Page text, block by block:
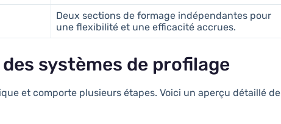
Deux sections de formage indépendantes pour
une flexibilité et une efficacité accrues.
systèmes de profilage
et comporte plusieurs étapes. Voici un aperçu détaillé de